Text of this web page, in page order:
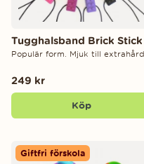
Tugghalsband Brick Stick
Populär form. Mjuk till
249 kr
Köp
Giftfri förskola